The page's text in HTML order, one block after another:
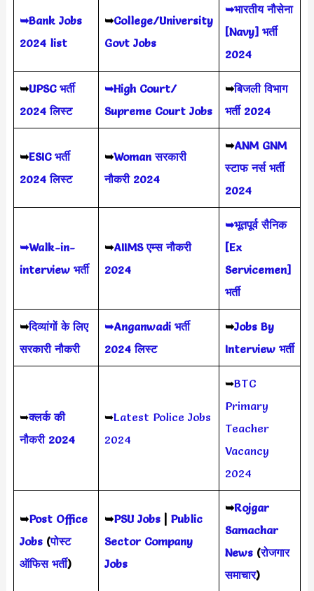
➥Bank Jobs
2024 list
➥College/University
Govt Jobs
➥भारतीय नौसेना
[Navy] भर्ती
2024
➥UPSC भर्ती
2024 लिस्ट
➥High Court/
Supreme Court Jobs
➥बिजली विभाग
भर्ती 2024
➥ESIC भर्ती
2024 लिस्ट
➥Woman सरकारी
नौकरी 2024
➥ANM GNM
स्टाफ नर्स भर्ती
2024
➥Walk-in-
interview भर्ती
➥AIIMS एम्स नौकरी
2024
➥भूतपूर्व सैनिक
[Ex
Servicemen]
भर्ती
➥दिव्यांगों के लिए
सरकारी नौकरी
➥Anganwadi भर्ती
2024 लिस्ट
➥Jobs By
Interview भर्ती
➥क्लर्क की
नौकरी 2024
➥Latest Police Jobs
2024
➥BTC
Primary
Teacher
Vacancy
2024
➥Post Office
Jobs(पोस्ट
ऑफिस भर्ती)
➥PSU Jobs| Public
Sector Company
Jobs
➥Rojgar
Samachar
News(रोजगार
समाचार)